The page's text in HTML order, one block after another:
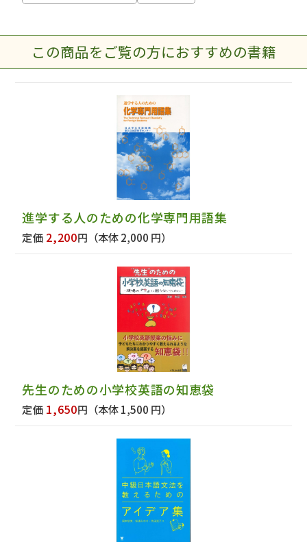
この商品をご覧の方におすすめの書籍
進学する人のための化学専門用語集
定価 2,200円 （本体 2,000 円）
先生のための小学校英語の知恵袋
定価 1,650円 （本体 1,500 円）